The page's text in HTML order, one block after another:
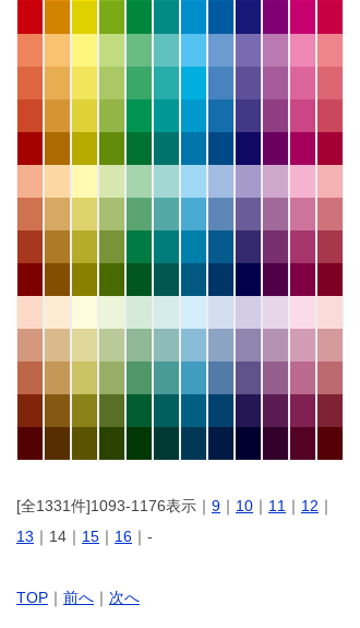
[全1331件]1093-1176表示｜ 9 ｜ 10 ｜ 11 ｜ 12 ｜
13 ｜14｜ 15 ｜ 16 ｜-
TOP ｜ 前へ ｜ 次へ